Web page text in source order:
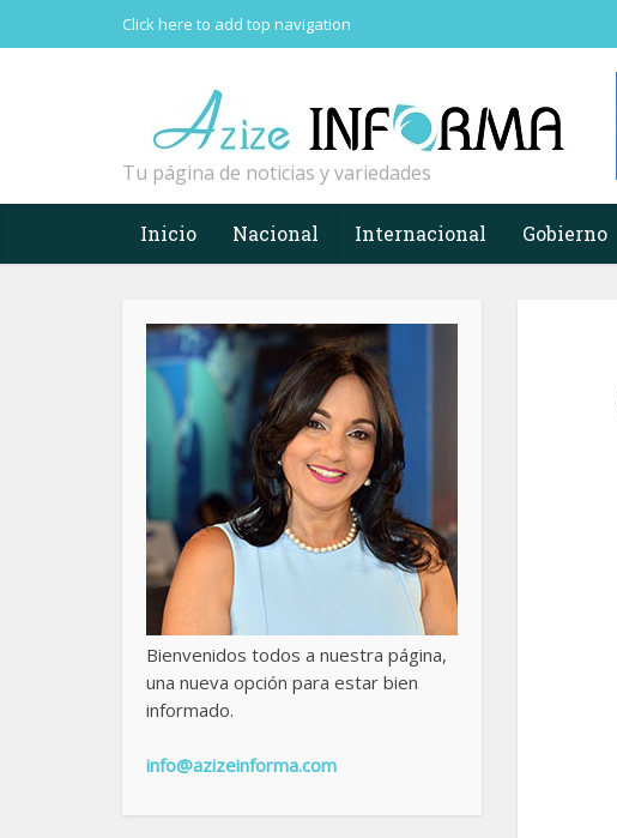
Click here to add top navigation
Tu página de noticias y variedades
Inicio Nacional Internacional Gobierno
Bienvenidos todos a nuestra página,
una nueva opción para estar bien
informado.
info@azizeinforma.com